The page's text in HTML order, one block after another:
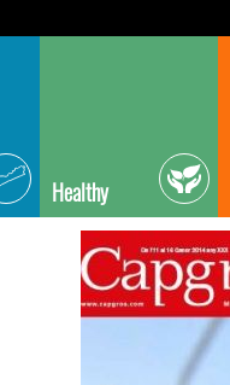
Healthy